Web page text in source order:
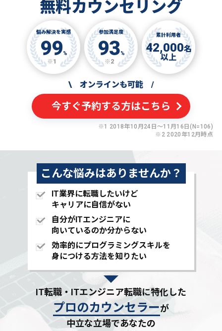
無料カウンセリング
悩み解決を実感
99%
※1
参加満足度
93%
※2
累計利用者
42,000名
以上
\ オンラインも可能 /
今すぐ予約する方はこちら
※1 2018年10月24日〜11月16日(N=106)
※2 2020年12月時点
こんな悩みはありませんか？
IT業界に転職したいけど
キャリアに自信がない
自分がITエンジニアに
向いているのか分からない
効率的にプログラミングスキルを
身につける方法を知りたい
IT転職・ITエンジニア転職に特化した
プロのカウンセラーが
中立な立場であなたの